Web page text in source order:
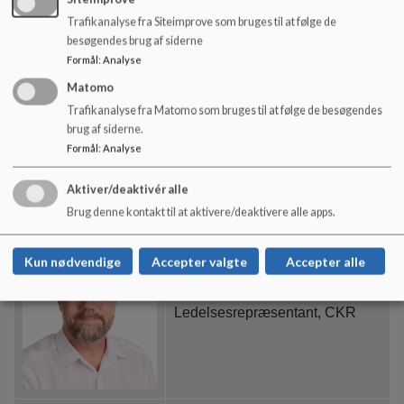
Medarbejderrepræsentant
Lars Ladefoged
Ledelsesrepræsentant, CKR
Trafikanalyse fra Siteimprove som bruges til at følge de
besøgendes brug af siderne
Formål : Analyse
Matomo
Trafikanalyse fra Matomo som bruges til at følge de besøgendes
brug af siderne.
Formål: Analyse
Aktiver/deaktivér alle
Brug denne kontakt til at aktivere/deaktivere alle apps.
Kun nødvendige Accepter valgte Accepter alle